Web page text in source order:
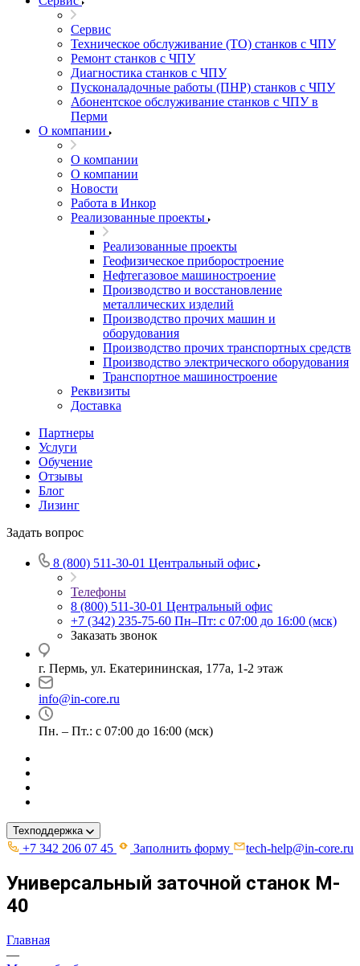
Сервис
Техническое обслуживание (ТО) станков с ЧПУ
Ремонт станков с ЧПУ
Диагностика станков с ЧПУ
Пусконаладочные работы (ПНР) станков с ЧПУ
Абонентское обслуживание станков с ЧПУ в
Перми
О компании
О компании
О компании
Новости
Работа в Инкор
Реализованные проекты
Реализованные проекты
Геофизическое приборостроение
Нефтегазовое машиностроение
Производство и восстановление
металлических изделий
Производство прочих машин и
оборудования
Производство прочих транспортных средств
Производство электрического оборудования
Транспортное машиностроение
Реквизиты
Доставка
Партнеры
Услуги
Обучение
Отзывы
Блог
Лизинг
Задать вопрос
8 (800) 511-30-01 Центральный офис
Телефоны
8 (800) 511-30-01 Центральный офис
+7 (342) 235-75-60 Пн–Пт: с 07:00 до 16:00 (мск)
Заказать звонок
г. Пермь, ул. ​Екатерининская, 177а, ​1-2 этаж
info@in-core.ru
Пн. – Пт.: с 07:00 до 16:00 (мск)
Техподдержка
+7 342 206 07 45 Заполнить форму tech-help@in-core.ru
Универсальный заточной станок M-
40
Главная
—